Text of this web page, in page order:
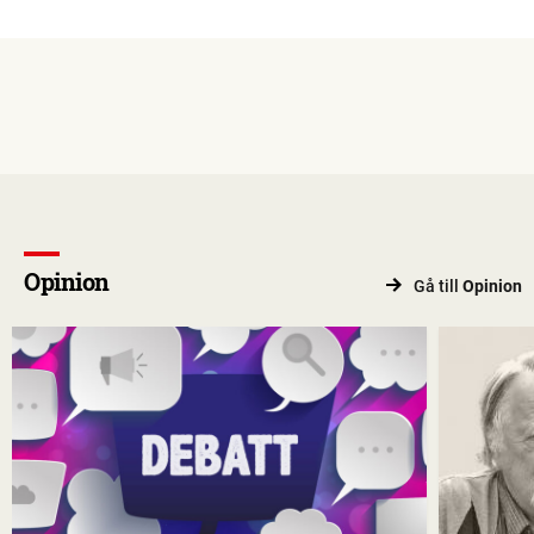
Opinion Gå till Opinion